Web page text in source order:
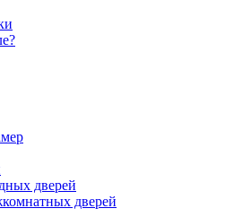
дверей
дверей